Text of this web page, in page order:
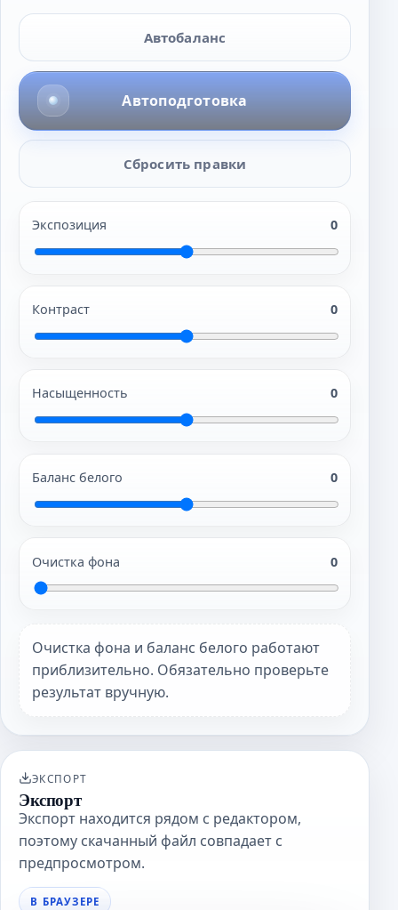
Автобаланс
Автоподготовка
Сбросить правки
Экспозиция 0
Контраст 0
Насыщенность 0
Баланс белого 0
Очистка фона 0
Очистка фона и баланс белого работают
приблизительно. Обязательно проверьте
результат вручную.
ЭКСПОРТ
Экспорт
Экспорт находится рядом с редактором,
поэтому скачанный файл совпадает с
предпросмотром.
В БРАУЗЕРЕ